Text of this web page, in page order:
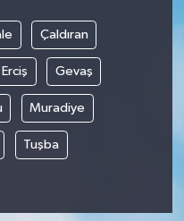
Çaldıran
Erciş Gevaş
Muradiye
Tuşba